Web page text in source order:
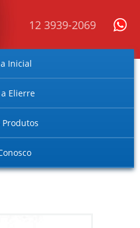
12 3939-2069
Inicial
Elierre
Produtos